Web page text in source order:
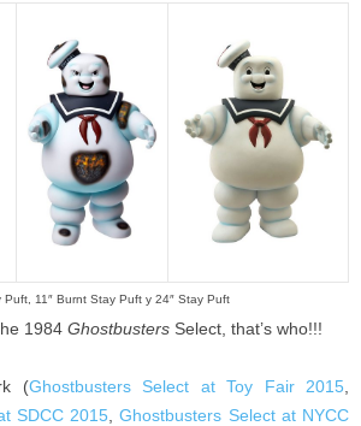
Puft, 11″ Burnt Stay Puft y 24″ Stay Puft
1984 Ghostbusters Select, that’s who!!!
(Ghostbusters Select at Toy Fair 2015
SDCC 2015 ,Ghostbusters Select at NYCC